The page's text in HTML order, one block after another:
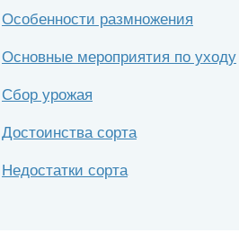
Особенности размножения
Основные мероприятия по уходу
Сбор урожая
Достоинства сорта
Недостатки сорта